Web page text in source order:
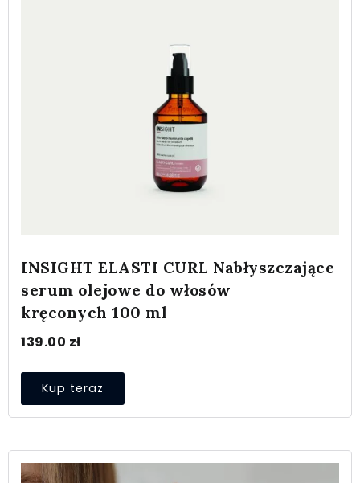
INSIGHT ELASTI CURL Nabłyszczające
serum olejowe do włosów
kręconych 100 ml
139.00 zł
Kup teraz